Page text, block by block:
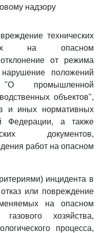
надзору
технических
на опасном
от режима
нарушение положений
промышленной
объектов",
и иных нормативных
Федерации, а также
документов,
работ на опасном
инцидента в
или повреждение
на опасном
газового хозяйства,
процесса,